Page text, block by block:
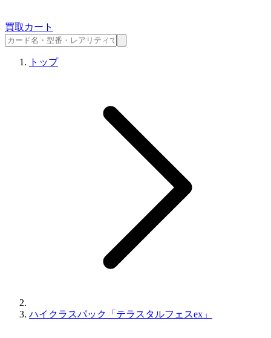
買取カート
トップ
ハイクラスパック「テラスタルフェスex」